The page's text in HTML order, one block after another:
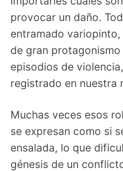
provocar un daño.
entramado
de gran
episodios de
registrado en nuestra
Muchas veces esos
se expresan como si
ensalada, lo que
génesis de un